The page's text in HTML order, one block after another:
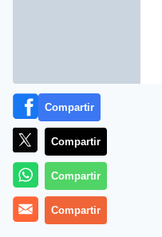
Todos están con la
olor a pescado.
Compartir
Compartir
Compartir
Compartir